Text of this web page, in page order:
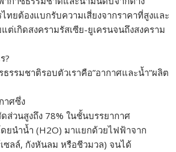
ทยต้องแบกรับความเสี่ยงจากราคาที่สูงและ
เกิดสงครามรัสเซีย-ยูเครนจนถึงสงคราม
?
รรมชาติรอบตัวเราคือ”อากาศและน้ำ”ผลิต
าศซึ่ง
ส่วนสูงถึง 78% ในชั้นบรรยากาศ
ดยนำน้ำ (H2O) มาแยกด้วยไฟฟ้าจาก
ซลล์, กังหันลม หรือชีวมวล) จนได้